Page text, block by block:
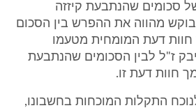
סכומים שהנתבעת קיזזה
מהווה את ההפרש בין הסכום
חוות דעת המומחית מטעמו
ז"ל לבין הסכומים שהנתבעת
חוות דעת זו.
התקלות המוכחות בחשבונו,